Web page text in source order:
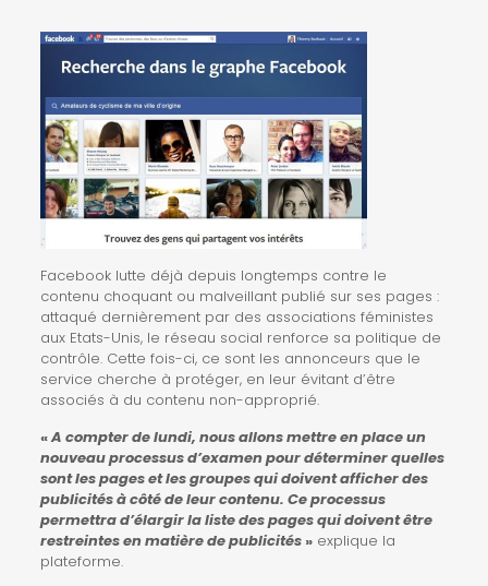
Facebook lutte déjà depuis longtemps contre le
contenu choquant ou malveillant publié sur ses pages :
attaqué dernièrement par des associations féministes
aux Etats-Unis, le réseau social renforce sa politique de
contrôle. Cette fois-ci, ce sont les annonceurs que le
service cherche à protéger, en leur évitant d’être
associés à du contenu non-approprié.
«A compter de lundi, nous allons mettre en place un
nouveau processus d’examen pour déterminer quelles
sont les pages et les groupes qui doivent afficher des
publicités à côté de leur contenu. Ce processus
permettra d’élargir la liste des pages qui doivent être
restreintes en matière de publicités»explique la
plateforme.